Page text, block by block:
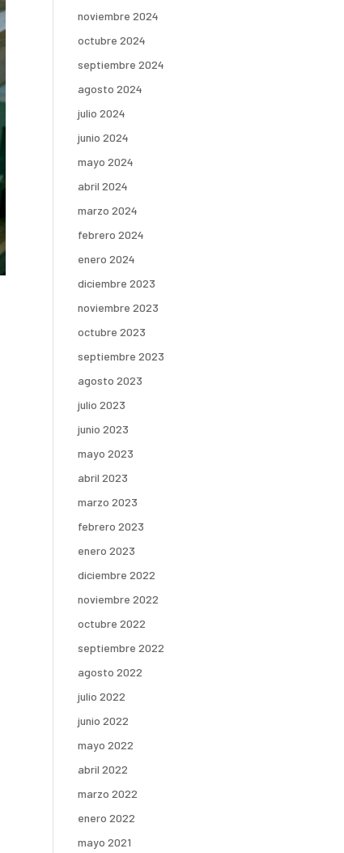
noviembre 2024
octubre 2024
septiembre 2024
agosto 2024
julio 2024
junio 2024
mayo 2024
abril 2024
marzo 2024
febrero 2024
enero 2024
diciembre 2023
noviembre 2023
octubre 2023
septiembre 2023
agosto 2023
julio 2023
junio 2023
mayo 2023
abril 2023
marzo 2023
febrero 2023
enero 2023
diciembre 2022
noviembre 2022
octubre 2022
septiembre 2022
agosto 2022
julio 2022
junio 2022
mayo 2022
abril 2022
marzo 2022
enero 2022
mayo 2021